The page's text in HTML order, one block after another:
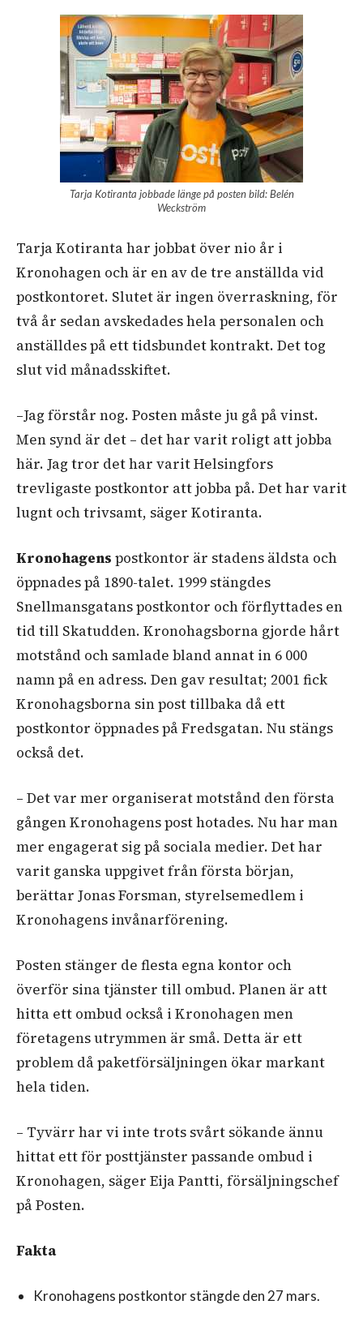
Tarja Kotiranta jobbade länge på posten bild: Belén
Weckström
Tarja Kotiranta har jobbat över nio år i
Kronohagen och är en av de tre anställda vid
postkontoret. Slutet är ingen överraskning, för
två år sedan avskedades hela personalen och
anställdes på ett tidsbundet kontrakt. Det tog
slut vid månadsskiftet.
–Jag förstår nog. Posten måste ju gå på vinst.
Men synd är det – det har varit roligt att jobba
här. Jag tror det har varit Helsingfors
trevligaste postkontor att jobba på. Det har varit
lugnt och trivsamt, säger Kotiranta.
Kronohagens postkontor är stadens äldsta och
öppnades på 1890-talet. 1999 stängdes
Snellmansgatans postkontor och förflyttades en
tid till Skatudden. Kronohagsborna gjorde hårt
motstånd och samlade bland annat in 6 000
namn på en adress. Den gav resultat; 2001 fick
Kronohagsborna sin post tillbaka då ett
postkontor öppnades på Fredsgatan. Nu stängs
också det.
– Det var mer organiserat motstånd den första
gången Kronohagens post hotades. Nu har man
mer engagerat sig på sociala medier. Det har
varit ganska uppgivet från första början,
berättar Jonas Forsman, styrelsemedlem i
Kronohagens invånarförening.
Posten stänger de flesta egna kontor och
överför sina tjänster till ombud. Planen är att
hitta ett ombud också i Kronohagen men
företagens utrymmen är små. Detta är ett
problem då paketförsäljningen ökar markant
hela tiden.
– Tyvärr har vi inte trots svårt sökande ännu
hittat ett för posttjänster passande ombud i
Kronohagen, säger Eija Pantti, försäljningschef
på Posten.
Fakta
Kronohagens postkontor stängde den 27 mars.